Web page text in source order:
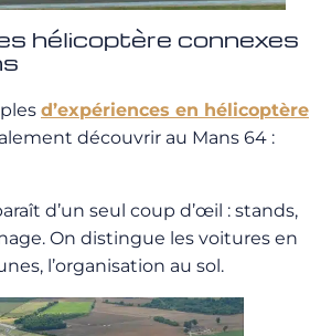
hélicoptère connexes
d’expériences en hélicoptère
découvrir au Mans 64 :
d’un seul coup d’œil : stands,
On distingue les voitures en
l’organisation au sol.